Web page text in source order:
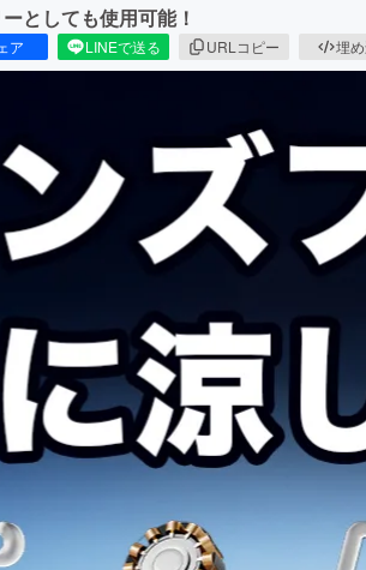
としても使用可能！
ア LINEで送る URLコピー 埋